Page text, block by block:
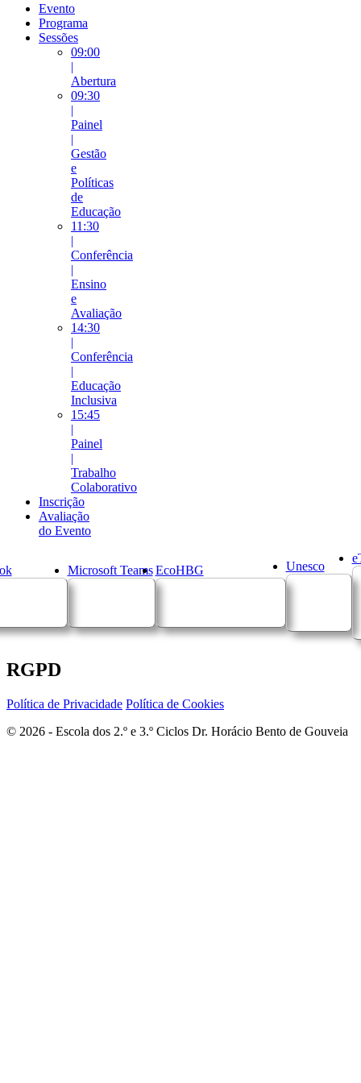
Evento
Programa
Sessões
09:00
|
Abertura
09:30
|
Painel
|
Gestão
e
Políticas
de
Educação
11:30
|
Conferência
|
Ensino
e
Avaliação
14:30
|
Conferência
|
Educação
Inclusiva
15:45
|
Painel
|
Trabalho
Colaborativo
Inscrição
Avaliação
do Evento
Microsoft Teams EcoHBG Unesco
RGPD
Política de Privacidade Política de Cookies
© 2026 - Escola dos 2.º e 3.º Ciclos Dr. Horácio Bento de Gouveia